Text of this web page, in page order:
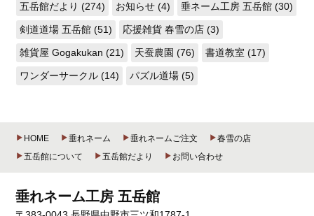
五岳館だより (274) お知らせ (4) 垂ネーム工房 五岳館 (30)
剣道道場 五岳館 (51) 応援雑貨 春雪の店 (3)
雑貨屋 Gogakukan (21) 天蚕農園 (76) 書道教室 (17)
ワンダーサークル (14) パズル道場 (5)
HOME 垂れネーム 垂れネームご注文
春雪の店
五岳館について
五岳館だより お問い合わせ
垂れネーム工房 五岳館